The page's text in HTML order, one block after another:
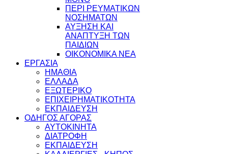
ΠΕΡΙ ΡΕΥΜΑΤΙΚΩΝ
ΝΟΣΗΜΑΤΩΝ
ΑΥΞΗΣΗ ΚΑΙ
ΑΝΑΠΤΥΞΗ ΤΩΝ
ΠΑΙΔΙΩΝ
ΟΙΚΟΝΟΜΙΚΑ ΝΕΑ
ΕΡΓΑΣΙΑ
ΗΜΑΘΙΑ
ΕΛΛΑΔΑ
ΕΞΩΤΕΡΙΚΟ
ΕΠΙΧΕΙΡΗΜΑΤΙΚΟΤΗΤΑ
ΕΚΠΑΙΔΕΥΣΗ
ΟΔΗΓΟΣ ΑΓΟΡΑΣ
ΑΥΤΟΚΙΝΗΤΑ
ΔΙΑΤΡΟΦΗ
ΕΚΠΑΙΔΕΥΣΗ